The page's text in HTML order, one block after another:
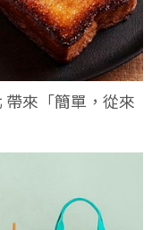
來「簡單，從來